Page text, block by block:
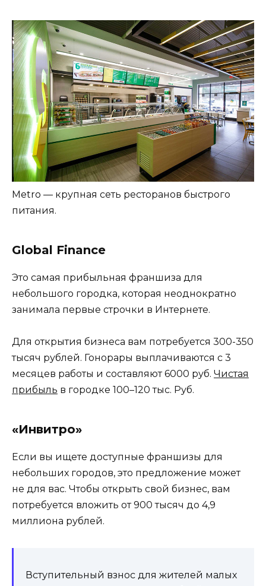
Metro — крупная сеть ресторанов быстрого
питания.
Global Finance
Это самая прибыльная франшиза для
небольшого городка, которая неоднократно
занимала первые строчки в Интернете.
Для открытия бизнеса вам потребуется 300-350
тысяч рублей. Гонорары выплачиваются с 3
месяцев работы и составляют 6000 руб. Чистая
прибыль в городке 100–120 тыс. Руб.
«Инвитро»
Если вы ищете доступные франшизы для
небольших городов, это предложение может
не для вас. Чтобы открыть свой бизнес, вам
потребуется вложить от 900 тысяч до 4,9
миллиона рублей.
Вступительный взнос для жителей малых